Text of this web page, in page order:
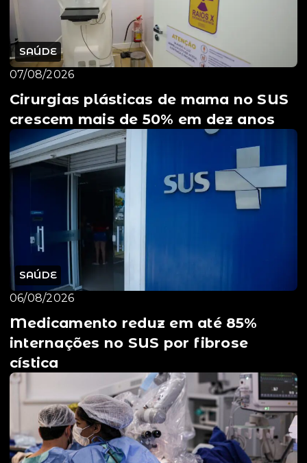
SAÚDE
07/08/2026
Cirurgias plásticas de mama no SUS
crescem mais de 50% em dez anos
SAÚDE
06/08/2026
Medicamento reduz em até 85%
internações no SUS por fibrose
cística